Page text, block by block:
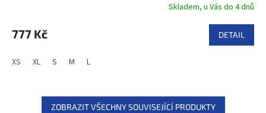
Skladem, u Vás do 4 dnů
777 Kč DETAIL
XS XL S M L
ZOBRAZIT VŠECHNY SOUVISEJÍCÍ PRODUKTY